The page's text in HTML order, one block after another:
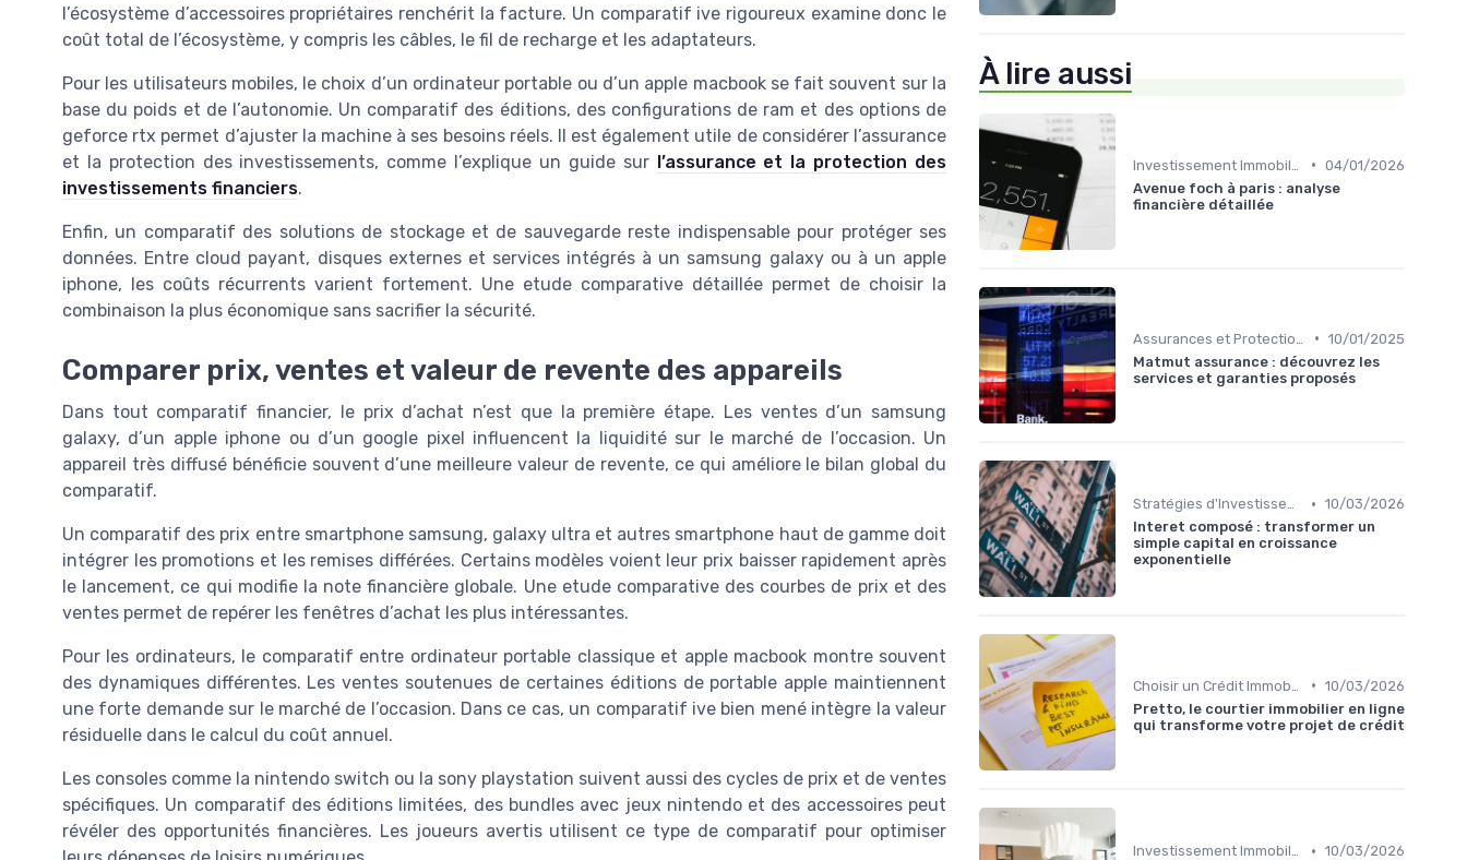
l’écosystème d’accessoires propriétaires renchérit la facture. Un comparatif ive rigoureux examine donc le
coût total de l’écosystème, y compris les câbles, le fil de recharge et les adaptateurs.
Pour les utilisateurs mobiles, le choix d’un ordinateur portable ou d’un apple macbook se fait souvent sur la
base du poids et de l’autonomie. Un comparatif des éditions, des configurations de ram et des options de
geforce rtx permet d’ajuster la machine à ses besoins réels. Il est également utile de considérer l’assurance
et la protection des investissements, comme l’explique un guide sur l’assurance et la protection des
investissements financiers.
Enfin, un comparatif des solutions de stockage et de sauvegarde reste indispensable pour protéger ses
données. Entre cloud payant, disques externes et services intégrés à un samsung galaxy ou à un apple
iphone, les coûts récurrents varient fortement. Une etude comparative détaillée permet de choisir la
combinaison la plus économique sans sacrifier la sécurité.
Comparer prix, ventes et valeur de revente des appareils
Dans tout comparatif financier, le prix d’achat n’est que la première étape. Les ventes d’un samsung
galaxy, d’un apple iphone ou d’un google pixel influencent la liquidité sur le marché de l’occasion. Un
appareil très diffusé bénéficie souvent d’une meilleure valeur de revente, ce qui améliore le bilan global du
comparatif.
Un comparatif des prix entre smartphone samsung, galaxy ultra et autres smartphone haut de gamme doit
intégrer les promotions et les remises différées. Certains modèles voient leur prix baisser rapidement après
le lancement, ce qui modifie la note financière globale. Une etude comparative des courbes de prix et des
ventes permet de repérer les fenêtres d’achat les plus intéressantes.
Pour les ordinateurs, le comparatif entre ordinateur portable classique et apple macbook montre souvent
des dynamiques différentes. Les ventes soutenues de certaines éditions de portable apple maintiennent
une forte demande sur le marché de l’occasion. Dans ce cas, un comparatif ive bien mené intègre la valeur
résiduelle dans le calcul du coût annuel.
Les consoles comme la nintendo switch ou la sony playstation suivent aussi des cycles de prix et de ventes
spécifiques. Un comparatif des éditions limitées, des bundles avec jeux nintendo et des accessoires peut
révéler des opportunités financières. Les joueurs avertis utilisent ce type de comparatif pour optimiser
À lire aussi
• 04/01/2026
Avenue foch à paris : analyse
financière détaillée
• 10/01/2025
Matmut assurance : découvrez les
services et garanties proposés
Stratégies d'Investissement en Bourse • 10/03/2026
Interet composé : transformer un
simple capital en croissance
exponentielle
• 10/03/2026
Pretto, le courtier immobilier en ligne
qui transforme votre projet de crédit
Investissement Immobilier • 10/03/2026